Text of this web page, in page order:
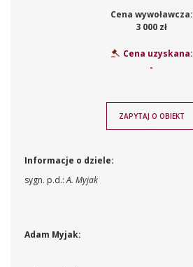
Cena wywoławcza:
3 000 zł
Cena uzyskana:
-
ZAPYTAJ O OBIEKT
Informacje o dziele:
sygn. p.d.:A. Myjak
Adam Myjak: